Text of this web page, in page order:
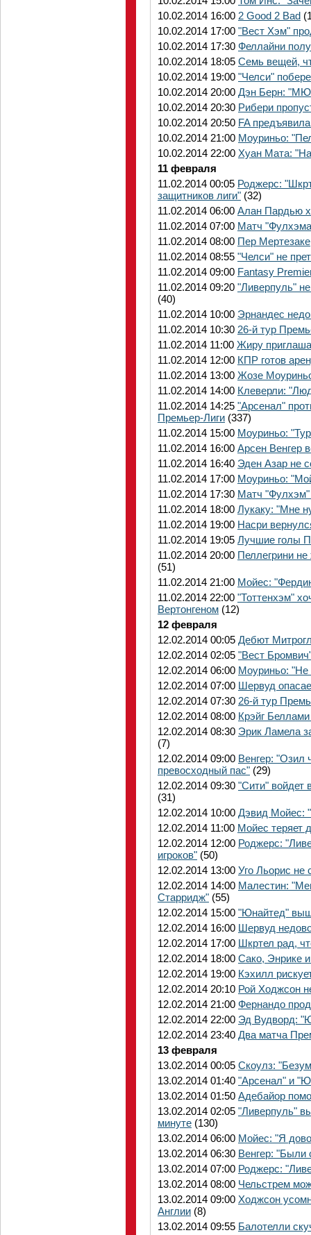
10.02.2014 16:00 2 Good 2 Bad
10.02.2014 17:00 "Вест Хэм"
10.02.2014 17:30 Феллайни
10.02.2014 18:05 Семь вещей,
10.02.2014 19:00 "Челси"
10.02.2014 20:00 Дэн Берн: "МЮ
10.02.2014 20:30 Рибери
10.02.2014 20:50 FA
10.02.2014 21:00 Моуриньо:
10.02.2014 22:00 Хуан Мата:
11 февраля
11.02.2014 00:05 Роджерс:
защитников лиги" (32)
11.02.2014 06:00 Алан Пардью
11.02.2014 07:00 Матч
11.02.2014 08:00 Пер
11.02.2014 08:55 "Челси" не
11.02.2014 09:00 Fantasy
11.02.2014 09:20 "Ливерпуль"
(40)
11.02.2014 10:00 Эрнандес
11.02.2014 10:30 26-й тур
11.02.2014 11:00 Жиру
11.02.2014 12:00 КПР готов
11.02.2014 13:00 Жозе
11.02.2014 14:00 Клеверли:
11.02.2014 14:25 "Арсенал"
Премьер-Лиги (337)
11.02.2014 15:00 Моуриньо:
11.02.2014 16:00 Арсен Венгер
11.02.2014 16:40 Эден Азар не
11.02.2014 17:00 Моуриньо:
11.02.2014 17:30 Матч "Фулхэм"
11.02.2014 18:00 Лукаку: "Мне
11.02.2014 19:00 Насри
11.02.2014 19:05 Лучшие голы
11.02.2014 20:00 Пеллегрини
(51)
11.02.2014 21:00 Мойес:
11.02.2014 22:00 "Тоттенхэм"
Вертонгеном (12)
12 февраля
12.02.2014 00:05 Дебют
12.02.2014 02:05 "Вест
12.02.2014 06:00 Моуриньо: "Не
12.02.2014 07:00 Шервуд
12.02.2014 07:30 26-й тур
12.02.2014 08:00 Крэйг
12.02.2014 08:30 Эрик Ламела
(7)
12.02.2014 09:00 Венгер: "Озил
превосходный пас" (29)
12.02.2014 09:30 "Сити" войдет
(31)
12.02.2014 10:00 Дэвид Мойес:
12.02.2014 11:00 Мойес теряет
12.02.2014 12:00 Роджерс:
игроков" (50)
12.02.2014 13:00 Уго Льорис не
12.02.2014 14:00 Малестин:
Старридж" (55)
12.02.2014 15:00 "Юнайтед"
12.02.2014 16:00 Шервуд
12.02.2014 17:00 Шкртел рад,
12.02.2014 18:00 Сако, Энрике
12.02.2014 19:00 Кэхилл
12.02.2014 20:10 Рой Ходжсон
12.02.2014 21:00 Фернандо
12.02.2014 22:00 Эд Вудворд:
12.02.2014 23:40 Два матча
13 февраля
13.02.2014 00:05 Скоулз:
13.02.2014 01:40 "Арсенал" и
13.02.2014 01:50 Адебайор
13.02.2014 02:05 "Ливерпуль"
минуте (130)
13.02.2014 06:00 Мойес: "Я
13.02.2014 06:30 Венгер: "Были
13.02.2014 07:00 Роджерс:
13.02.2014 08:00 Чельстрем
13.02.2014 09:00 Ходжсон
Англии (8)
13.02.2014 09:55 Балотелли